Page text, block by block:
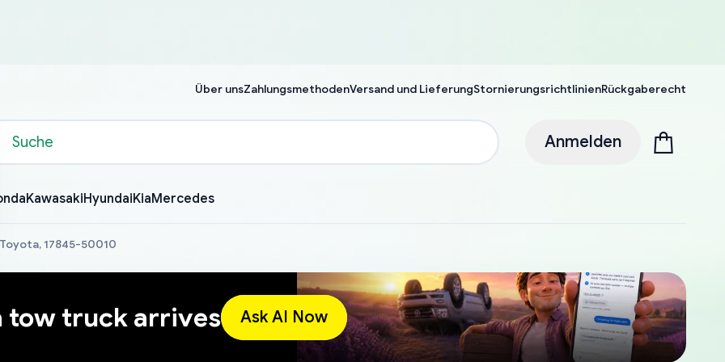
Über unsZahlungsmethodenVersand und LieferungStornierungsrichtlinienRückgaberecht
Anmelden
KawasakiHyundaiKiaMercedes
17845-50010
tow truck arrives Ask AI Now